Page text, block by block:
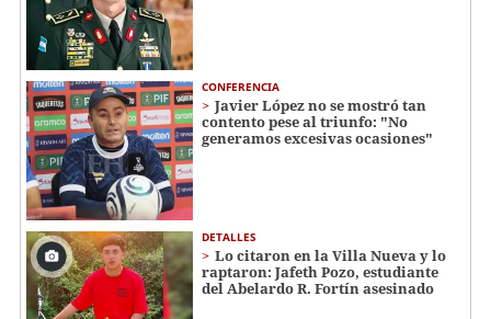
CONFERENCIA
Javier López no se mostró tan
contento pese al triunfo: "No
generamos excesivas ocasiones"
DETALLES
Lo citaron en la Villa Nueva y lo
raptaron: Jafeth Pozo, estudiante
del Abelardo R. Fortín asesinado